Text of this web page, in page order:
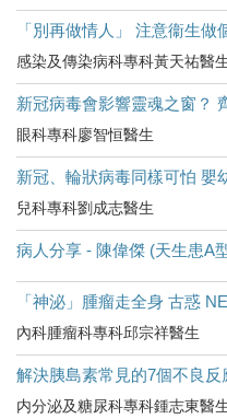
「別再做情人」 注意衞生做
感染及傳染病科專科黃天祐醫
新冠病毒會影響靈魂之窗？
眼科專科廖智恒醫生
新冠、輪狀病毒同樣可怕 嬰
兒科專科劉成志醫生
病人分享 - 陳偉傑 (天生患A
「神泌」腫瘤走全身 古惑
內科腫瘤科專科邱宗祥醫生
解決胰島素常見的7個不良反
内分泌及糖尿科專科鍾志東醫